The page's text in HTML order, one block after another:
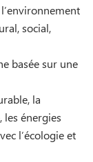
social,
basée sur une
la
énergies
l’écologie et